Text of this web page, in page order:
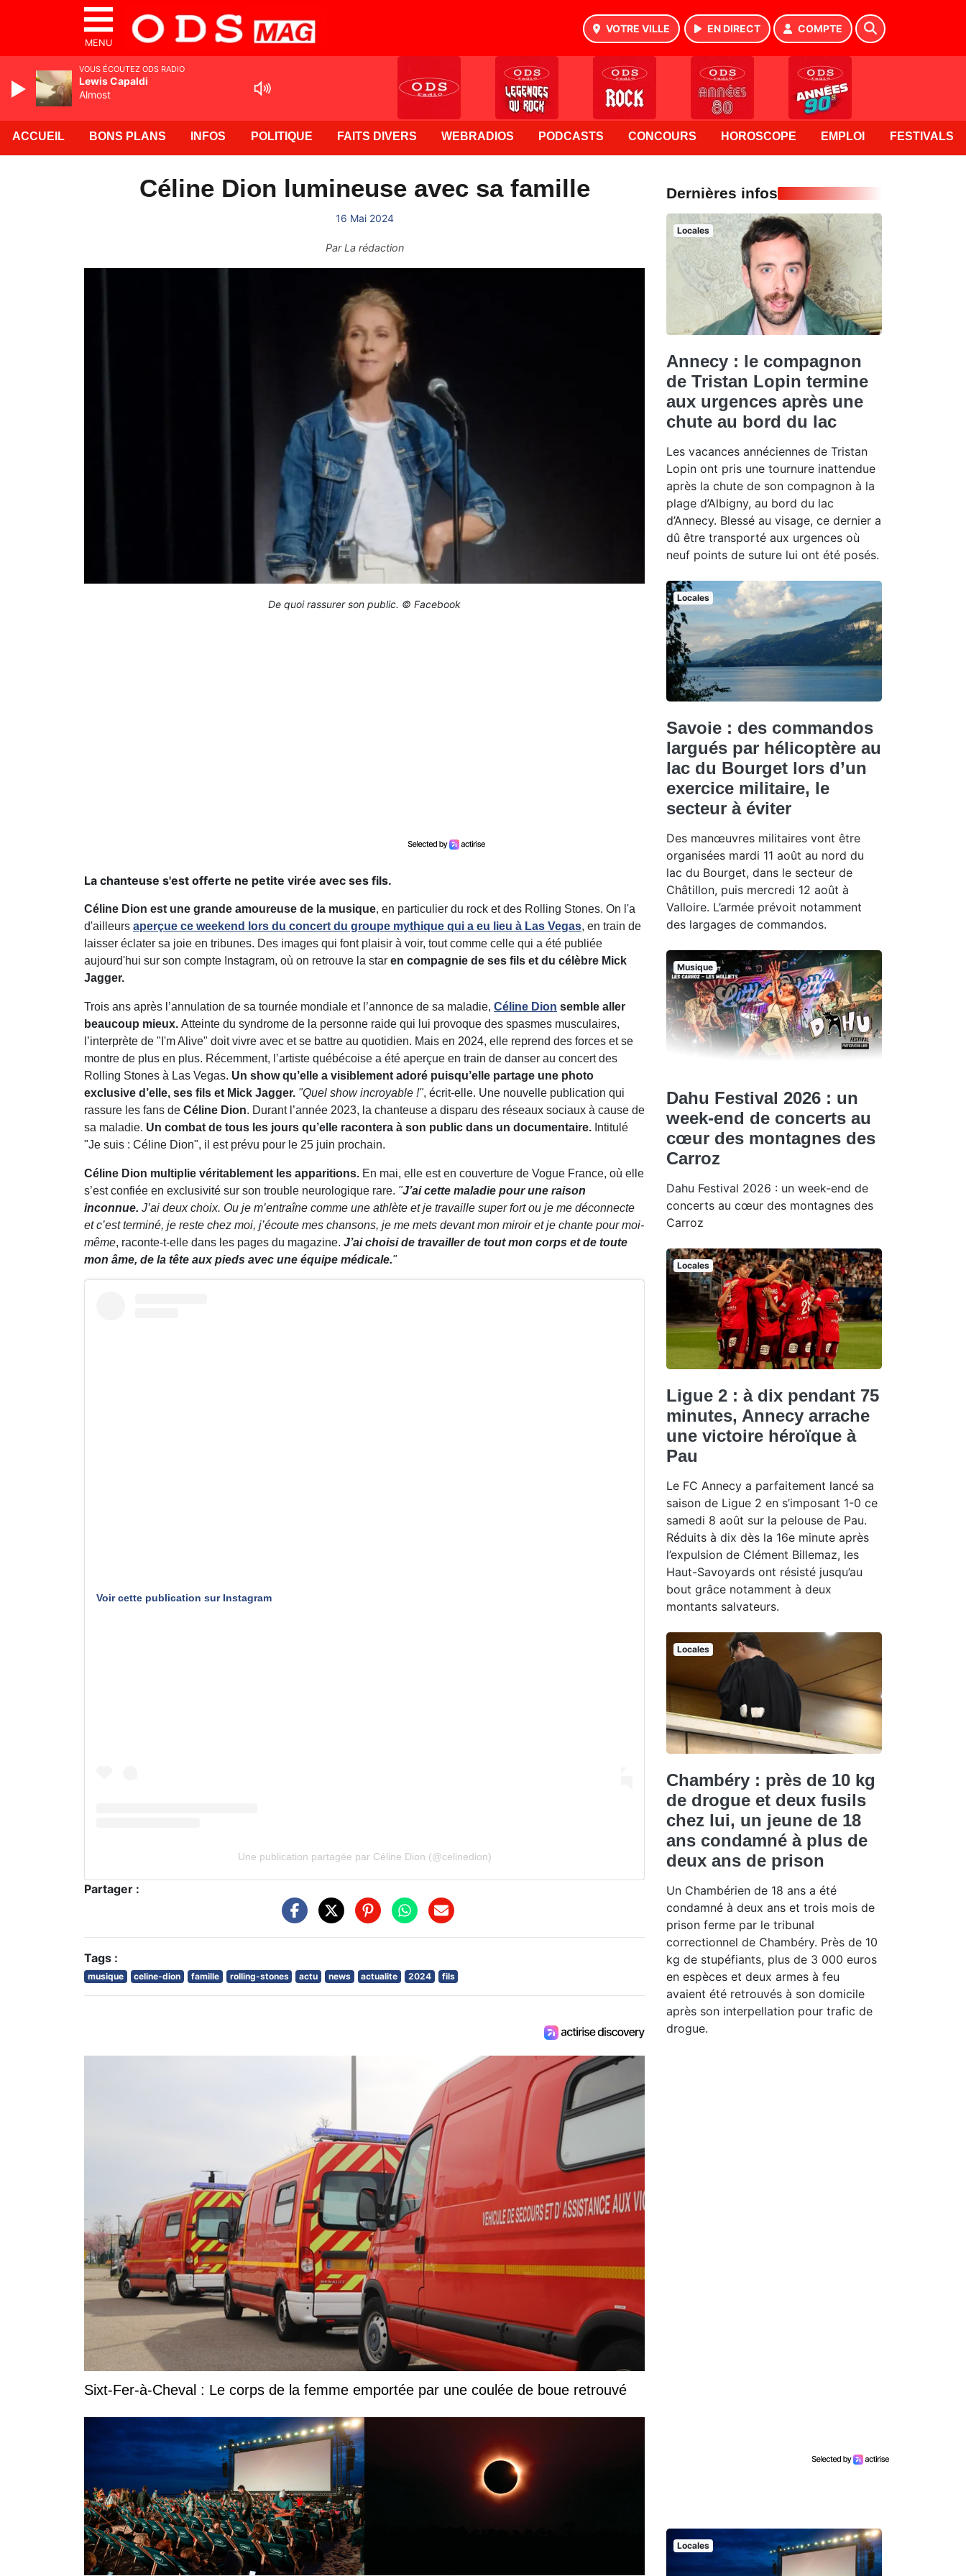
MENU
VOTRE VILLE EN DIRECT COMPTE
ACCUEIL BONS PLANS INFOS POLITIQUE FAITS DIVERS WEBRADIOS PODCASTS CONCOURS HOROSCOPE EMPLOI FESTIVALS
Céline Dion lumineuse avec sa famille
16 Mai 2024
ParLa rédaction
De quoi rassurer son public. © Facebook
La chanteuse s'est offerte ne petite virée avec ses fils.
Céline Dion est une grande amoureuse de la musique, en particulier du rock et des Rolling Stones. On l'a
d'ailleurs aperçue ce weekend lors du concert du groupe mythique qui a eu lieu à Las Vegas, en train de
laisser éclater sa joie en tribunes. Des images qui font plaisir à voir, tout comme celle qui a été publiée
aujourd'hui sur son compte Instagram, où on retrouve la star en compagnie de ses fils et du célèbre Mick
Jagger.
Trois ans après l’annulation de sa tournée mondiale et l’annonce de sa maladie, Céline Dion semble aller
beaucoup mieux. Atteinte du syndrome de la personne raide qui lui provoque des spasmes musculaires,
l’interprète de "I'm Alive" doit vivre avec et se battre au quotidien. Mais en 2024, elle reprend des forces et se
montre de plus en plus. Récemment, l’artiste québécoise a été aperçue en train de danser au concert des
Rolling Stones à Las Vegas. Un show qu’elle a visiblement adoré puisqu’elle partage une photo
exclusive d’elle, ses fils et Mick Jagger. "Quel show incroyable !", écrit-elle. Une nouvelle publication qui
rassure les fans de Céline Dion. Durant l’année 2023, la chanteuse a disparu des réseaux sociaux à cause de
sa maladie. Un combat de tous les jours qu’elle racontera à son public dans un documentaire. Intitulé
"Je suis : Céline Dion", il est prévu pour le 25 juin prochain.
Céline Dion multiplie véritablement les apparitions. En mai, elle est en couverture de Vogue France, où elle
s’est confiée en exclusivité sur son trouble neurologique rare. "J’ai cette maladie pour une raison
inconnue. J’ai deux choix. Ou je m’entraîne comme une athlète et je travaille super fort ou je me déconnecte
et c’est terminé, je reste chez moi, j’écoute mes chansons, je me mets devant mon miroir et je chante pour moi-
même, raconte-t-elle dans les pages du magazine. J’ai choisi de travailler de tout mon corps et de toute
mon âme, de la tête aux pieds avec une équipe médicale."
Voir cette publication sur Instagram
Une publication partagée par Céline Dion (@celinedion)
Partager :
Tags :
musique celine-dion famille rolling-stones actu news actualite 2024 fils
Sixt-Fer-à-Cheval : Le corps de la femme emportée par une coulée de boue retrouvé
Dernières infos
Locales
Annecy : le compagnon
de Tristan Lopin termine
aux urgences après une
chute au bord du lac
Les vacances annéciennes de Tristan
Lopin ont pris une tournure inattendue
après la chute de son compagnon à la
plage d’Albigny, au bord du lac
d’Annecy. Blessé au visage, ce dernier a
dû être transporté aux urgences où
neuf points de suture lui ont été posés.
Locales
Savoie : des commandos
largués par hélicoptère au
lac du Bourget lors d’un
exercice militaire, le
secteur à éviter
Des manœuvres militaires vont être
organisées mardi 11 août au nord du
lac du Bourget, dans le secteur de
Châtillon, puis mercredi 12 août à
Valloire. L’armée prévoit notamment
des largages de commandos.
Musique
Dahu Festival 2026 : un
week-end de concerts au
cœur des montagnes des
Carroz
Dahu Festival 2026 : un week-end de
concerts au cœur des montagnes des
Carroz
Locales
Ligue 2 : à dix pendant 75
minutes, Annecy arrache
une victoire héroïque à
Pau
Le FC Annecy a parfaitement lancé sa
saison de Ligue 2 en s’imposant 1-0 ce
samedi 8 août sur la pelouse de Pau.
Réduits à dix dès la 16e minute après
l’expulsion de Clément Billemaz, les
Haut-Savoyards ont résisté jusqu’au
bout grâce notamment à deux
montants salvateurs.
Locales
Chambéry : près de 10 kg
de drogue et deux fusils
chez lui, un jeune de 18
ans condamné à plus de
deux ans de prison
Un Chambérien de 18 ans a été
condamné à deux ans et trois mois de
prison ferme par le tribunal
correctionnel de Chambéry. Près de 10
kg de stupéfiants, plus de 3 000 euros
en espèces et deux armes à feu
avaient été retrouvés à son domicile
après son interpellation pour trafic de
drogue.
Locales
VOUS ÉCOUTEZ ODS RADIO
Lewis Capaldi
Almost